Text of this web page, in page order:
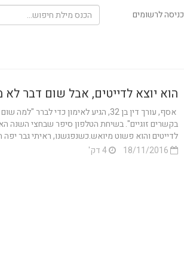
כניסה לרשומים
הוא יוצא לדייטים, אבל שום דבר
אסף, עורך דין בן 32, הגיע לאימון כדי לברר
בקשרים זוגיים". בשיחת הטלפון סיפר שבחצי השנה
לדייטים והוא פשוט מיואש.כשנפגשנו, ראיתי גבר
4 דק'